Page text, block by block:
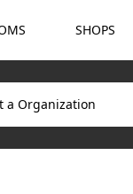
SHOPS
a Organization